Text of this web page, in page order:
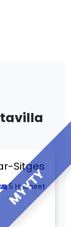
Next
Sitges
5 Huoneet
MYYTY